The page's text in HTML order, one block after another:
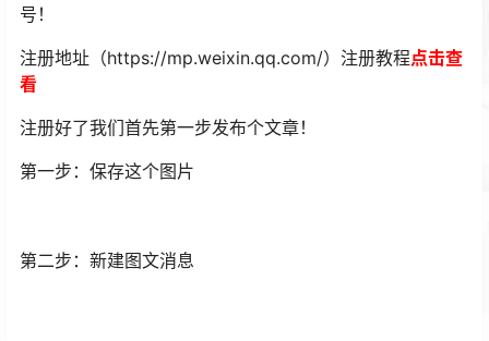
号！
注册地址（https://mp.weixin.qq.com/）注册教程点击查
看
注册好了我们首先第一步发布个文章！
第一步：保存这个图片
第二步：新建图文消息